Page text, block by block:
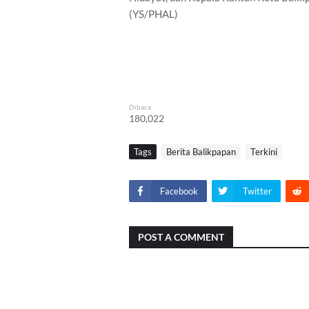
(YS/PHAL)
Dibaca
180,022
Tags Berita Balikpapan Terkini
Facebook Twitter
POST A COMMENT